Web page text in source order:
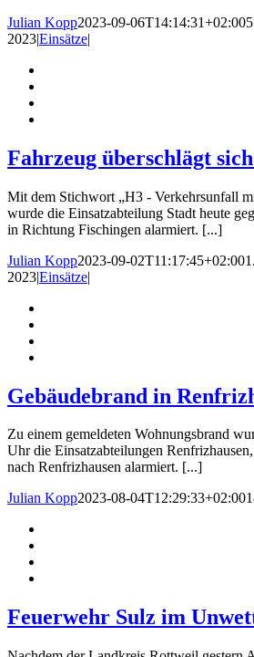
Julian Kopp2023-09-06T14:14:31+02:00
2023|Einsätze|
Fahrzeug überschlägt
Mit dem Stichwort „H3 - Verkehrsunfall
wurde die Einsatzabteilung Stadt heute
in Richtung Fischingen alarmiert. [...]
Julian Kopp2023-09-02T11:17:45+02:00
2023|Einsätze|
Gebäudebrand in
Zu einem gemeldeten Wohnungsbrand
Uhr die Einsatzabteilungen
nach Renfrizhausen alarmiert. [...]
Julian Kopp2023-08-04T12:29:33+02:00
Feuerwehr Sulz im